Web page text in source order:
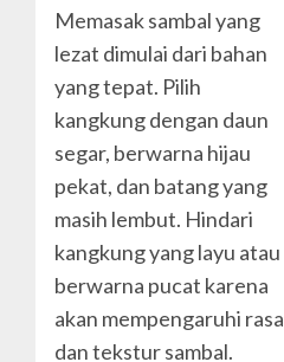
Memasak sambal yang
lezat dimulai dari bahan
yang tepat. Pilih
kangkung dengan daun
segar, berwarna hijau
pekat, dan batang yang
masih lembut. Hindari
kangkung yang layu atau
berwarna pucat karena
akan mempengaruhi rasa
dan tekstur sambal.